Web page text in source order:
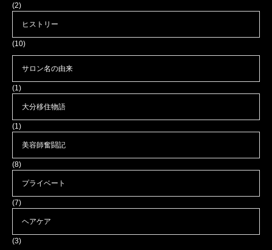
(2)
ヒストリー
(10)
サロン名の由来
(1)
大分移住物語
(1)
美容師奮闘記
(8)
プライベート
(7)
ヘアケア
(3)